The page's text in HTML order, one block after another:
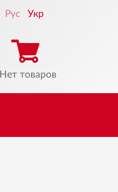
Рус Укр
Нет товаров